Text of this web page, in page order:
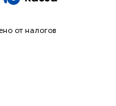
от налогов